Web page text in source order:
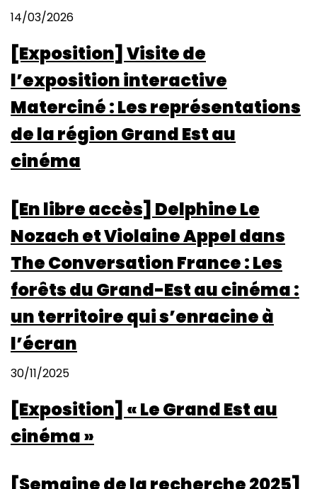
14/03/2026
[Exposition] Visite de
l’exposition interactive
Materciné : Les représentations
de la région Grand Est au
cinéma
[En libre accès] Delphine Le
Nozach et Violaine Appel dans
The Conversation France : Les
forêts du Grand-Est au cinéma :
un territoire qui s’enracine à
l’écran
30/11/2025
[Exposition] « Le Grand Est au
cinéma »